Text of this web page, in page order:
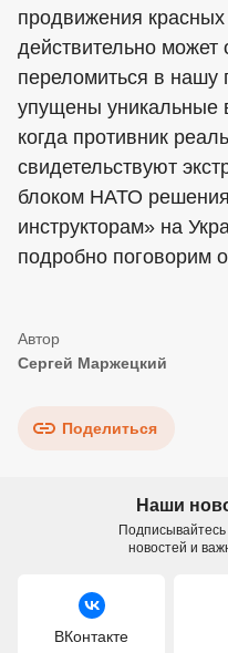
продвижения красных
действительно может
переломиться в нашу
упущены уникальные
когда противник
свидетельствуют
блоком НАТО
инструкторам» на
подробно поговорим
Сергей Маржецкий
Поделиться
Наши
Подписывайтесь
новостей и
ВКонтакте